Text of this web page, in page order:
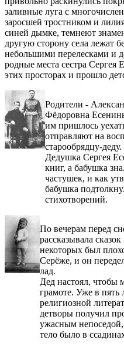
заливные луга с
заросшей тростником и
синей дымке, темнеют
другую сторону села лежат
небольшими перелесками и
родные места сестра Сергея
этих просторах и прошло
Родители -
Фёдоровна
им пришлось
отправляют на
старообрядцу-деду.
Дедушка Сергея
книг, а бабушка
частушек, и как
бабушка
стихотворений.
По вечерам перед
рассказывала
некоторых был
Серёже, и он
лад.
Дед настоял, чтобы
грамоте. Уже в
религиозной
детворы получил
ужасным
тело было в